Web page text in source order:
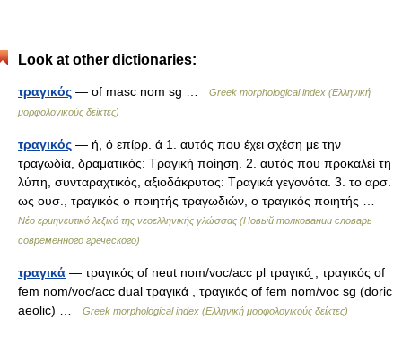
Look at other dictionaries:
τραγικός — of masc nom sg …
Greek morphological index (Ελληνική
μορφολογικούς δείκτες)
τραγικός — ή, ό επίρρ. ά 1. αυτός που έχει σχέση με την
τραγωδία, δραματικός: Τραγική ποίηση. 2. αυτός που προκαλεί τη
λύπη, συνταραχτικός, αξιοδάκρυτος: Τραγικά γεγονότα. 3. το αρσ.
ως ουσ., τραγικός ο ποιητής τραγωδιών, ο τραγικός ποιητής …
Νέο ερμηνευτικό λεξικό της νεοελληνικής γλώσσας (Новый толковании словарь
современного греческого)
τραγικά — τραγικός of neut nom/voc/acc pl τραγικά̱ , τραγικός of
fem nom/voc/acc dual τραγικά̱ , τραγικός of fem nom/voc sg (doric
aeolic) …
Greek morphological index (Ελληνική μορφολογικούς δείκτες)